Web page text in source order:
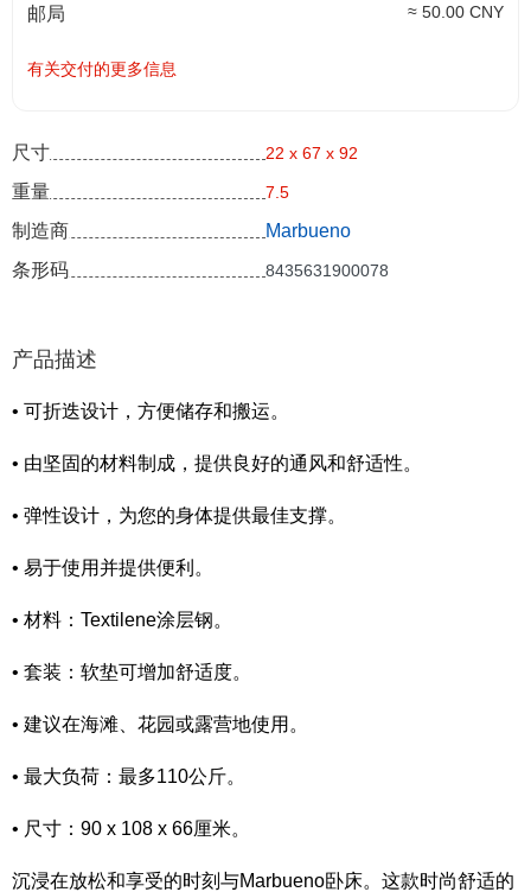
邮局 ≈ 50.00 CNY
有关交付的更多信息
尺寸 22 x 67 x 92
重量 7.5
制造商
Marbueno
条形码
8435631900078
产品描述
• 可折迭设计，方便储存和搬运。
• 由坚固的材料制成，提供良好的通风和舒适性。
• 弹性设计，为您的身体提供最佳支撑。
• 易于使用并提供便利。
• 材料：Textilene涂层钢。
• 套装：软垫可增加舒适度。
• 建议在海滩、花园或露营地使用。
• 最大负荷：最多110公斤。
• 尺寸：90 x 108 x 66厘米。
沉浸在放松和享受的时刻与Marbueno卧床。这款时尚舒适的